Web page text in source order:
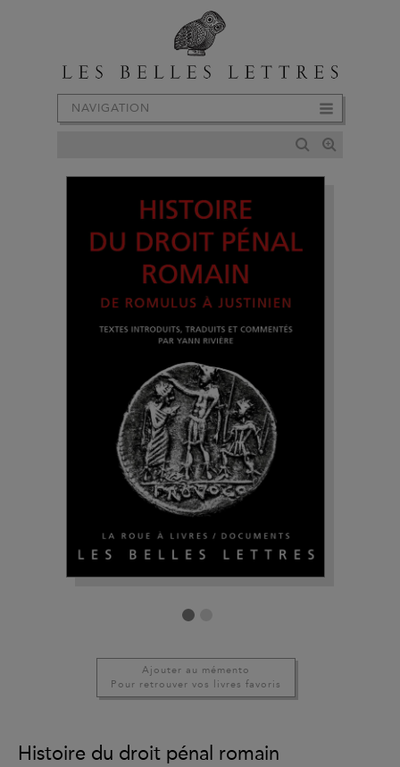
NAVIGATION
Ajouter au mémento
Pour retrouver vos livres favoris
Histoire du droit pénal romain